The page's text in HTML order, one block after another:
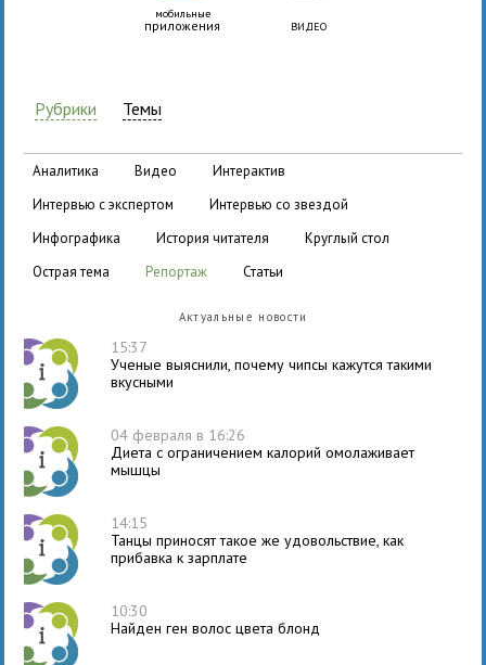
мобильные
приложения ВИДЕО
Рубрики Темы
аналитика видео
интерактив
интервью с экспертом
интервью со звездой
инфографика
история читателя
круглый стол
острая тема
репортаж статьи
Актуальные новости
15:37
Ученые выяснили, почему чипсы кажутся такими
вкусными
04 февраля в 16:26
Диета с ограничением калорий омолаживает
мышцы
14:15
Танцы приносят такое же удовольствие, как
прибавка к зарплате
10:30
Найден ген волос цвета блонд